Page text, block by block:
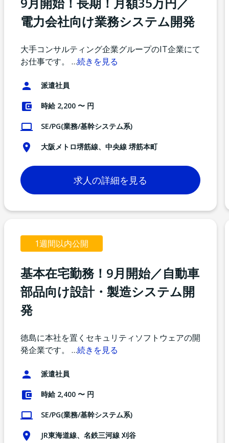
電力会社向け業務システム開発
大手コンサルティング企業グループのIT企業にて
お仕事です。 …続きを見る
派遣社員
時給 2,200 〜 円
SE/PG(業務/基幹システム系)
大阪メトロ堺筋線、中央線 堺筋本町
求人の詳細を見る
1週間以内公開
基本在宅勤務！9月開始／自動車
部品向け設計・製造システム開
発
徳島に本社を置くセキュリティソフトウェアの開
発企業です。 …続きを見る
派遣社員
時給 2,400 〜 円
SE/PG(業務/基幹システム系)
JR東海道線、名鉄三河線 刈谷